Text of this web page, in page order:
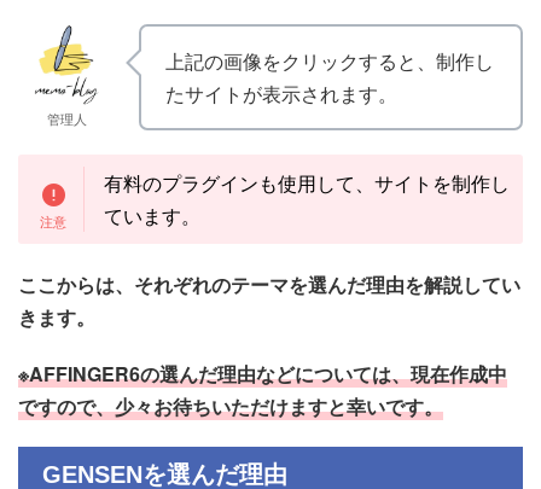
管理人
上記の画像をクリックすると、制作し
たサイトが表示されます。
有料のプラグインも使用して、サイトを制作し
ています。
ここからは、それぞれのテーマを選んだ理由を解説してい
きます。
※AFFINGER6の選んだ理由などについては、現在作成中
ですので、少々お待ちいただけますと幸いです。
GENSENを選んだ理由